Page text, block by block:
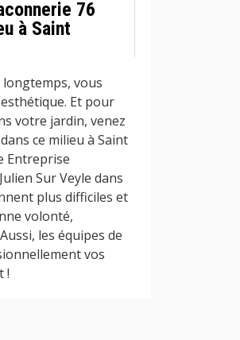
76
à Saint
vous
Et pour
votre jardin, venez
ce milieu à Saint
Entreprise
Sur Veyle dans
plus difficiles et
volonté,
les équipes de
vos
!